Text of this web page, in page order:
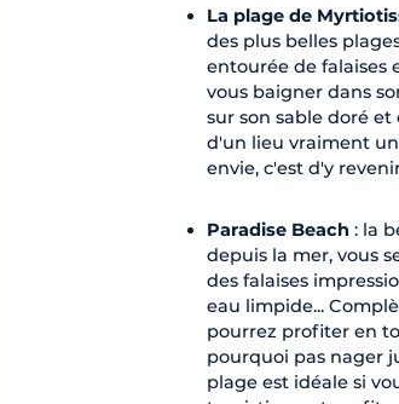
La plage de
des plus belles
entourée de falaises
vous baigner dans
sur son sable doré
d'un lieu vraiment
envie, c'est d'y
Paradise Beach : la
depuis la mer, vous
des falaises
eau limpide...
pourrez profiter en
pourquoi pas nager
plage est idéale si